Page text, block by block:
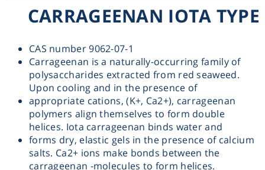
CARRAGEENAN IOTA TYPE
CAS number 9062-07-1
Carrageenan is a naturally-occurring family of
polysaccharides extracted from red seaweed.
Upon cooling and in the presence of
appropriate cations, (K+, Ca2+), carrageenan
polymers align themselves to form double
helices. Iota carrageenan binds water and
forms dry, elastic gels in the presence of calcium
salts. Ca2+ ions make bonds between the
carrageenan -molecules to form helices.
Chromatography
Concentration
Heating
Instrumentation